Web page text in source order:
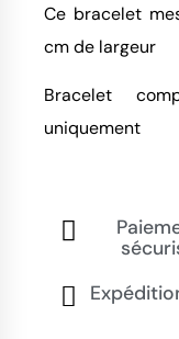
Ce bracelet
cm de largeur
Bracelet
uniquement